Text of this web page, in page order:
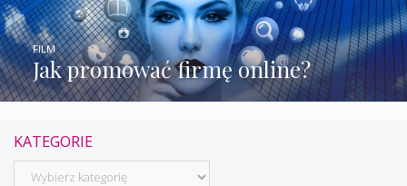
Jak promować firmę online?
FILM
KATEGORIE
Kategorie